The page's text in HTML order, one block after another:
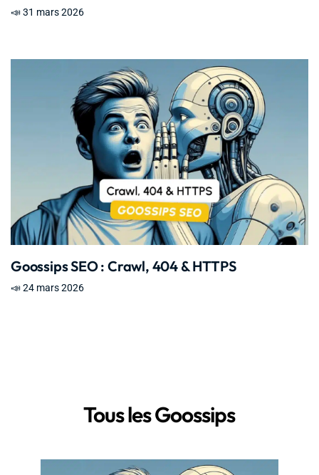
📣 31 mars 2026
Goossips SEO : Crawl, 404 & HTTPS
📣 24 mars 2026
Tous les Goossips